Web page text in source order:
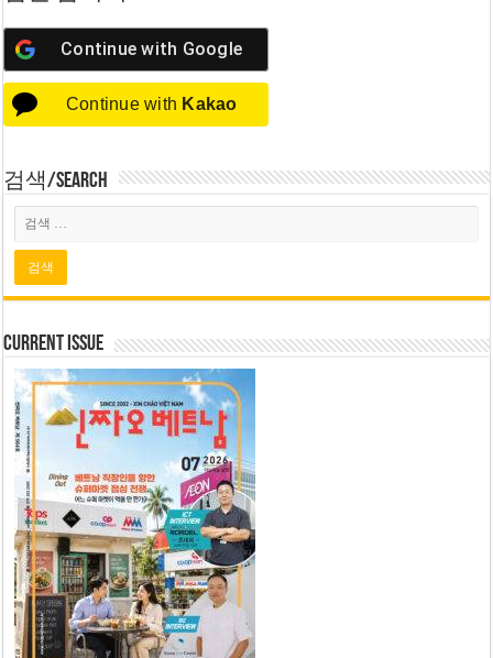
Continue with Google
Continue with Kakao
검색/Search
Current Issue